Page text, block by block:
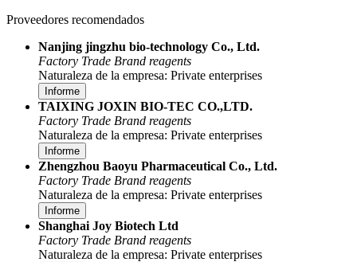
Proveedores recomendados
Nanjing jingzhu bio-technology Co., Ltd.
Factory Trade Brand reagents
Naturaleza de la empresa: Private enterprises
Informe
TAIXING JOXIN BIO-TEC CO.,LTD.
Factory Trade Brand reagents
Naturaleza de la empresa: Private enterprises
Informe
Zhengzhou Baoyu Pharmaceutical Co., Ltd.
Factory Trade Brand reagents
Naturaleza de la empresa: Private enterprises
Informe
Shanghai Joy Biotech Ltd
Factory Trade Brand reagents
Naturaleza de la empresa: Private enterprises